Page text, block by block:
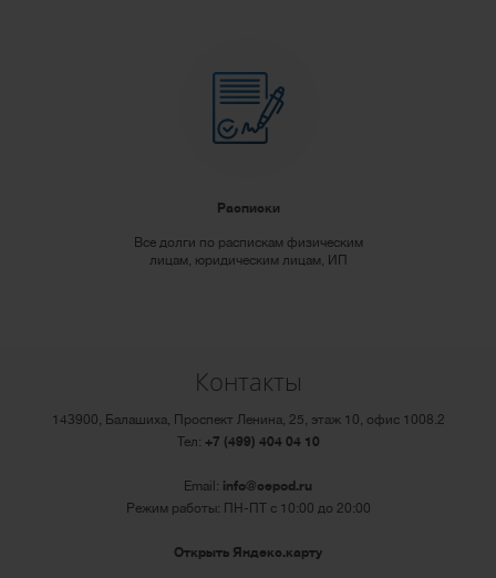
Расписки
Все долги по распискам физическим
лицам, юридическим лицам, ИП
Контакты
143900, Балашиха, Проспект Ленина, 25, этаж 10, офис 1008.2
Тел: +7 (499) 404 04 10
Email: info@cepod.ru
Режим работы: ПН-ПТ с 10:00 до 20:00
Открыть Яндекс.карту